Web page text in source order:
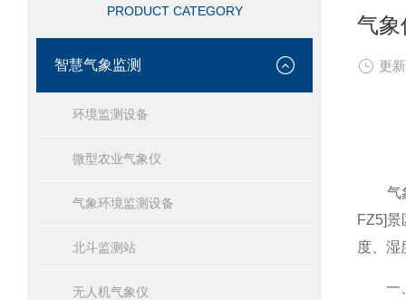
PRODUCT CATEGORY
智慧气象监测
环境监测设备
微型农业气象仪
气象环境监测设备
北斗监测站
无人机气象仪
气
更
气象
FZ5]
度、湿
一、